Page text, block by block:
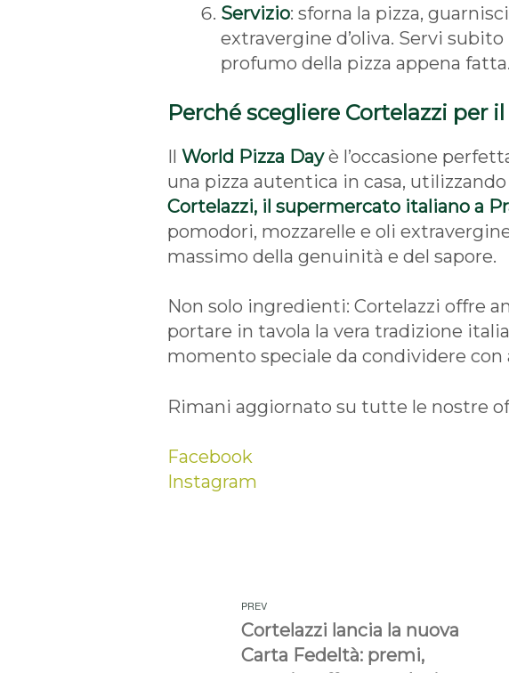
Servizio: sforna la pizza,
extravergine d’oliva. Servi
profumo della pizza appena fatta.
Perché scegliere Cortelazzi per
IlWorld Pizza Dayè l’occasione
una pizza autentica in casa,
Cortelazzi, il supermercato italiano a
pomodori, mozzarelle e oli
massimo della genuinità e del sapore.
Non solo ingredienti: Cortelazzi offre
portare in tavola la vera tradizione
momento speciale da condividere con
Rimani aggiornato su tutte le nostre
Facebook
Instagram
articoli
PREV
Cortelazzi lancia la nuova
Carta Fedeltà: premi,